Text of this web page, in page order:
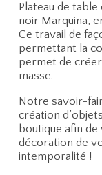
Plateau de
noir Marquina,
Ce travail de
permettant la
permet de
masse.
Notre savoir-
création
boutique afin
décoration de
intemporalité !